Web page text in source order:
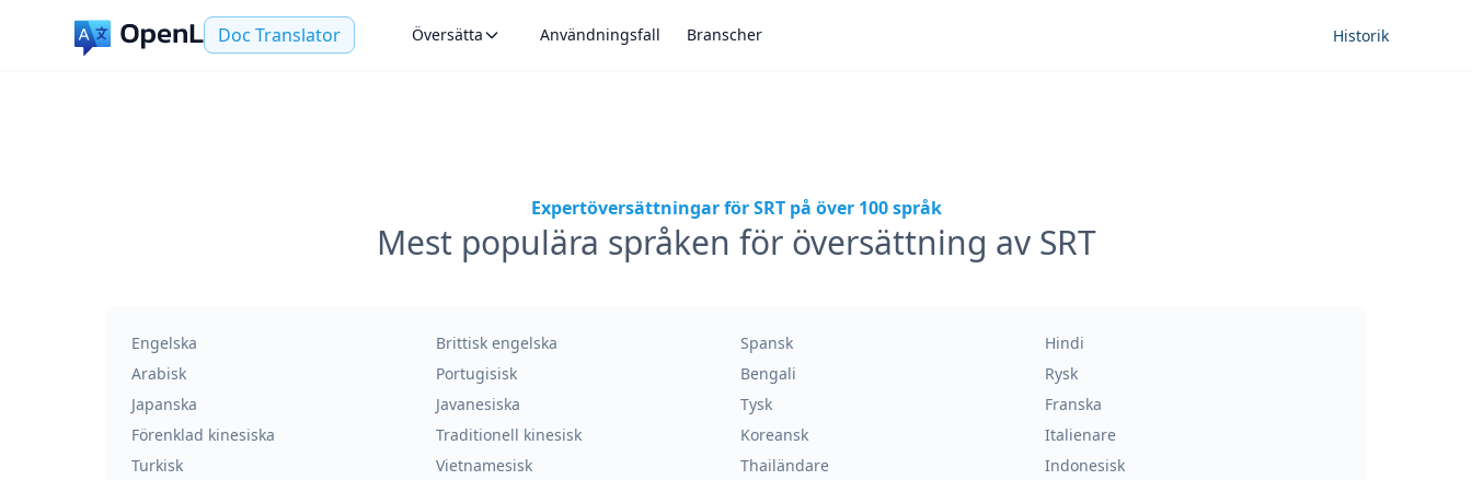
Doc Translator Översätta Användningsfall Branscher Historik
Expertöversättningar för SRT på över 100 språk
Mest populära språken för översättning av SRT
Engelska Brittisk engelska Spansk
Hindi
Arabisk
Portugisisk Bengali
Rysk
Japanska
Javanesiska Tysk
Franska
Förenklad kinesiska
Traditionell kinesisk Koreansk
Italienare
Turkisk
Vietnamesisk Thailändare
Indonesisk